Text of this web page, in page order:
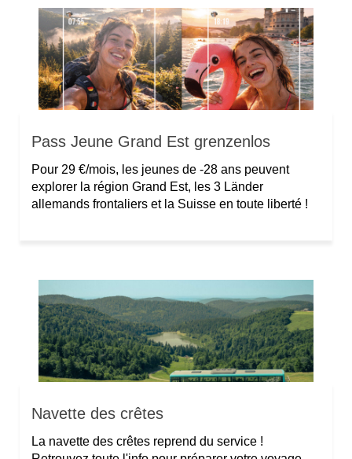
Pass Jeune Grand Est grenzenlos
Pour 29 €/mois, les jeunes de -28 ans peuvent
explorer la région Grand Est, les 3 Länder
allemands frontaliers et la Suisse en toute liberté !
Navette des crêtes
La navette des crêtes reprend du service !